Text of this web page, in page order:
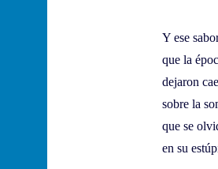
Y ese
que la
dejaron
sobre la
que se
en su